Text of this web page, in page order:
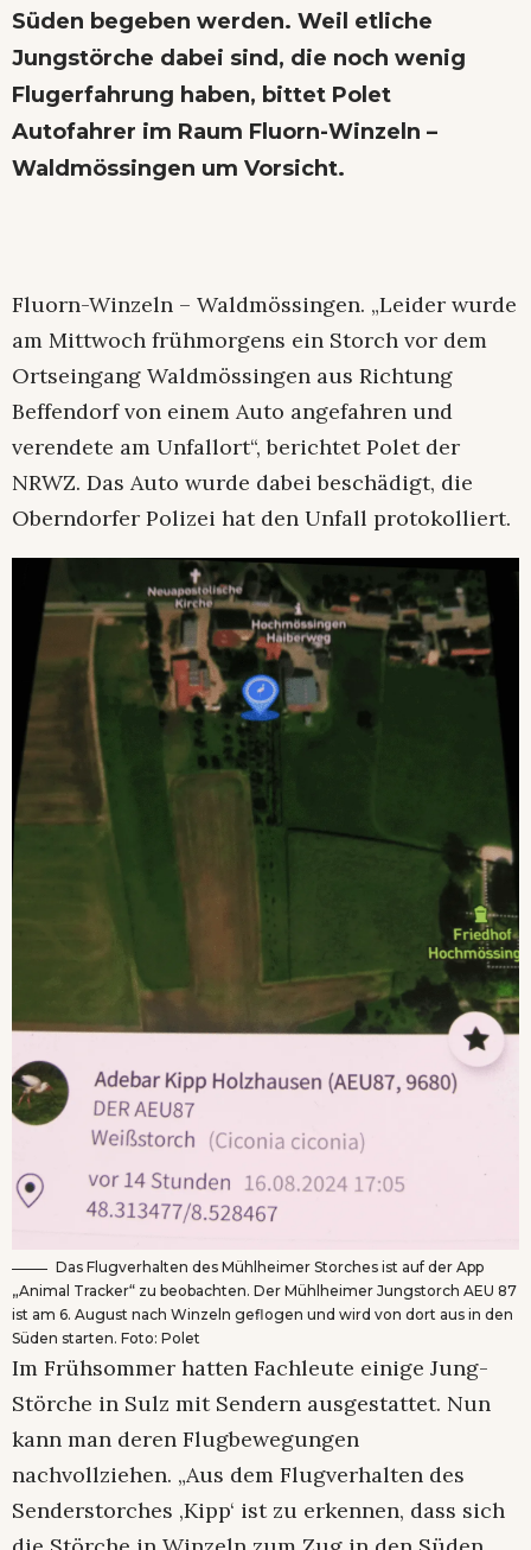
Süden begeben werden. Weil etliche
Jungstörche dabei sind, die noch wenig
Flugerfahrung haben, bittet Polet
Autofahrer im Raum Fluorn-Winzeln –
Waldmössingen um Vorsicht.
Fluorn-Winzeln – Waldmössingen. „Leider wurde
am Mittwoch frühmorgens ein Storch vor dem
Ortseingang Waldmössingen aus Richtung
Beffendorf von einem Auto angefahren und
verendete am Unfallort“, berichtet Polet der
NRWZ. Das Auto wurde dabei beschädigt, die
Oberndorfer Polizei hat den Unfall protokolliert.
Das Flugverhalten des Mühlheimer Storches ist auf der App
„Animal Tracker“ zu beobachten. Der Mühlheimer Jungstorch AEU 87
ist am 6. August nach Winzeln geflogen und wird von dort aus in den
Süden starten. Foto: Polet
Im Frühsommer hatten Fachleute einige Jung-
Störche in Sulz mit Sendern ausgestattet. Nun
kann man deren Flugbewegungen
nachvollziehen. „Aus dem Flugverhalten des
Senderstorches ‚Kipp‘ ist zu erkennen, dass sich